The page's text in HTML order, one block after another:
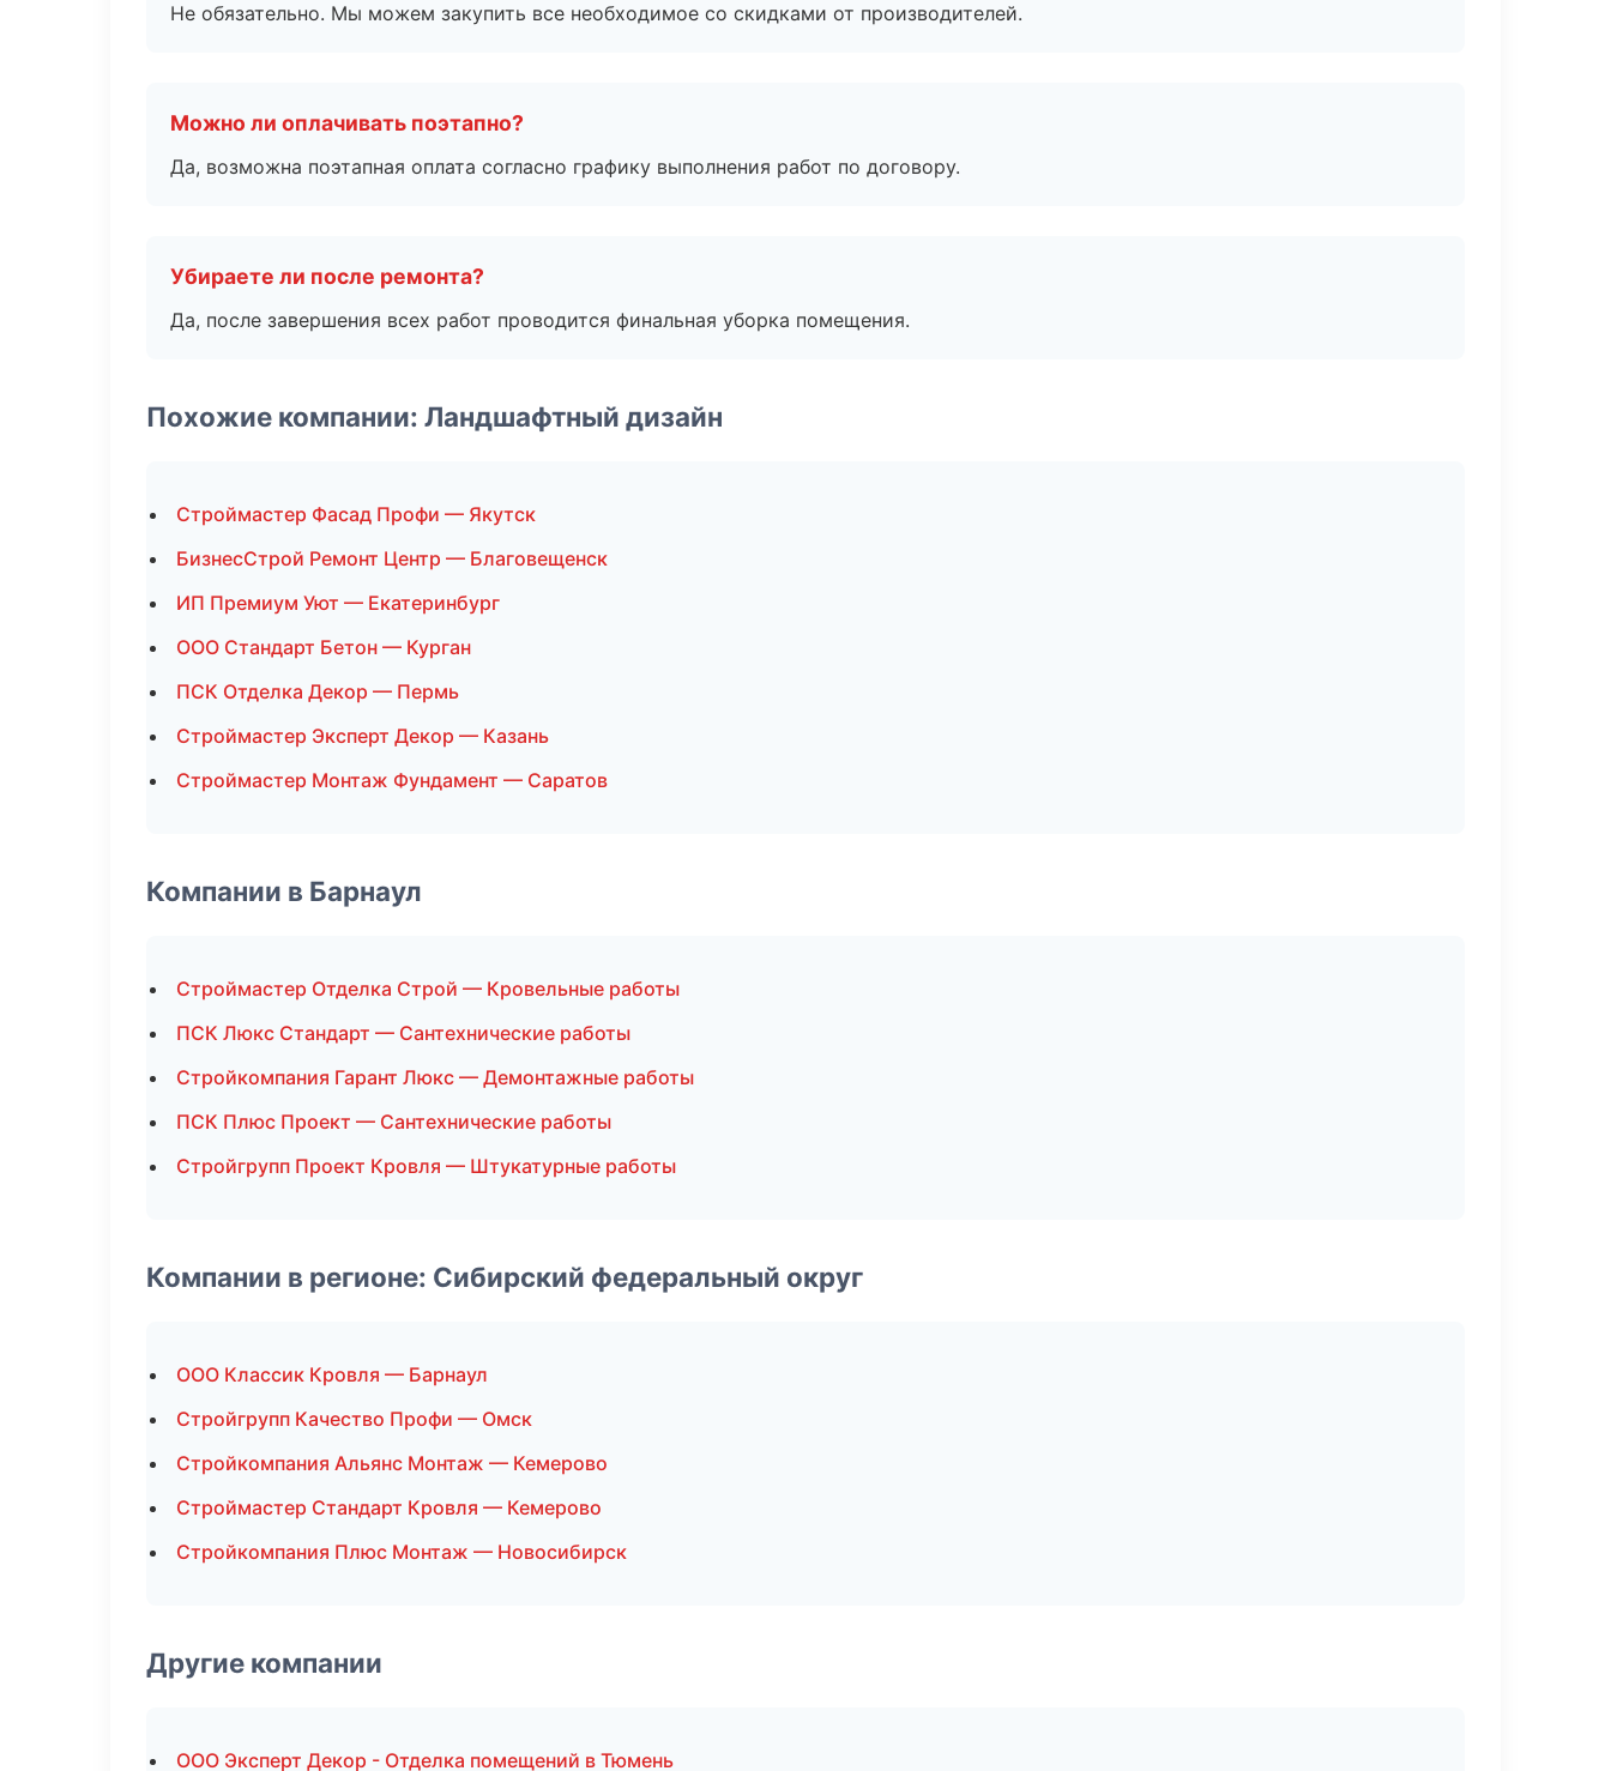
Не обязательно. Мы можем закупить все необходимое со скидками от производителей.
Можно ли оплачивать поэтапно?
Да, возможна поэтапная оплата согласно графику выполнения работ по договору.
Убираете ли после ремонта?
Да, после завершения всех работ проводится финальная уборка помещения.
Похожие компании: Ландшафтный дизайн
Строймастер Фасад Профи — Якутск
БизнесСтрой Ремонт Центр — Благовещенск
ИП Премиум Уют — Екатеринбург
ООО Стандарт Бетон — Курган
ПСК Отделка Декор — Пермь
Строймастер Эксперт Декор — Казань
Строймастер Монтаж Фундамент — Саратов
Компании в Барнаул
Строймастер Отделка Строй — Кровельные работы
ПСК Люкс Стандарт — Сантехнические работы
Стройкомпания Гарант Люкс — Демонтажные работы
ПСК Плюс Проект — Сантехнические работы
Стройгрупп Проект Кровля — Штукатурные работы
Компании в регионе: Сибирский федеральный округ
ООО Классик Кровля — Барнаул
Стройгрупп Качество Профи — Омск
Стройкомпания Альянс Монтаж — Кемерово
Строймастер Стандарт Кровля — Кемерово
Стройкомпания Плюс Монтаж — Новосибирск
Другие компании
ООО Эксперт Декор - Отделка помещений в Тюмень